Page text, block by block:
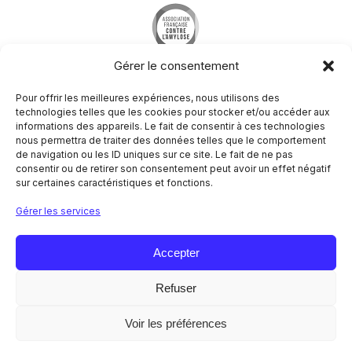
Gérer le consentement
Pour offrir les meilleures expériences, nous utilisons des
technologies telles que les cookies pour stocker et/ou accéder aux
informations des appareils. Le fait de consentir à ces technologies
nous permettra de traiter des données telles que le comportement
de navigation ou les ID uniques sur ce site. Le fait de ne pas
consentir ou de retirer son consentement peut avoir un effet négatif
sur certaines caractéristiques et fonctions.
Gérer les services
Accepter
Refuser
Voir les préférences
Société Francophone du Nerf Périphérique
Hôpital Pitié-Salpêtrière
Centre de référence des maladies neuromusculaires
Nord/Est/Ile de France
NOUS CONTACTER